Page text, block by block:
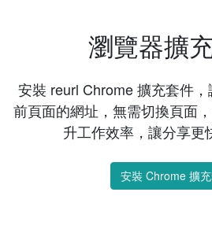
瀏覽器擴
安裝 reurl Chrome 擴充套件
前頁面的網址，無需切換頁面
升工作效率，讓分享更
安裝 Chrome 擴